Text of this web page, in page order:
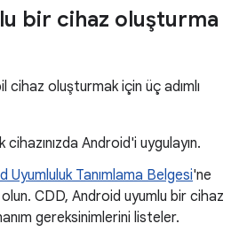
bir cihaz oluşturma
cihaz oluşturmak için üç adımlı
cihazınızda Android'i uygulayın.
Uyumluluk Tanımlama Belgesi'ne
CDD, Android uyumlu bir cihaz
gereksinimlerini listeler.